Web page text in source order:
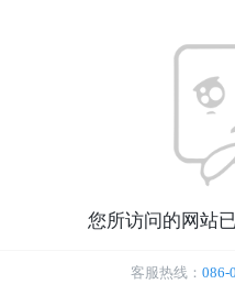
您所访问的网站
客服热线： 086-